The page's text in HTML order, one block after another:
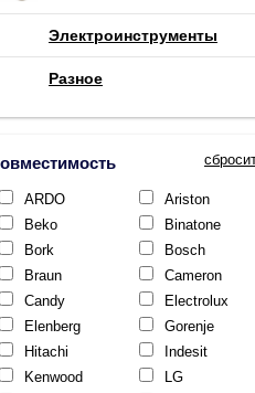
Электроинструменты
Разное
ARDO
Ariston
Beko
Binatone
Bork
Bosch
Braun
Cameron
Candy
Electrolux
Elenberg
Gorenje
Hitachi
Indesit
Kenwood
LG